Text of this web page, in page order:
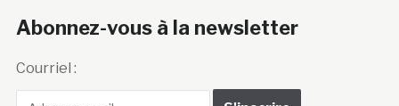
Abonnez-vous à la newsletter
Courriel :